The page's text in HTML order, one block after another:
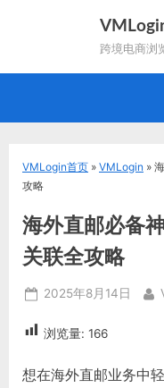
跨境电商浏
VMLogin首页 » VMLogin »
攻略
海外直邮必备
关联全攻略
Posted
2025年8月14日
浏览量: 166
想在海外直邮业务中